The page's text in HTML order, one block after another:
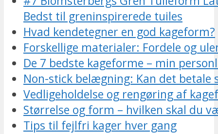
Bedst til greninspirerede tuiles
Hvad kendetegner en god kageform?
Forskellige materialer: Fordele og
De 7 bedste kageforme – min
Non-stick belægning: Kan det betale
Vedligeholdelse og rengøring af
Størrelse og form – hvilken skal du
Tips til fejlfri kager hver gang